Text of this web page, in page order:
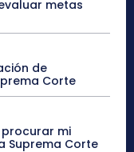
metas
de
Corte
procurar mi
Suprema Corte